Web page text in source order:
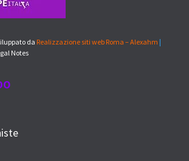
da Realizzazione siti web Roma – Alexahm |
Notes